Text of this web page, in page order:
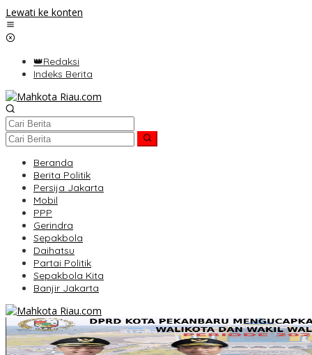
Lewati ke konten
👑Redaksi
Indeks Berita
Beranda
Berita Politik
Persija Jakarta
Mobil
PPP
Gerindra
Sepakbola
Daihatsu
Partai Politik
Sepakbola Kita
Banjir Jakarta